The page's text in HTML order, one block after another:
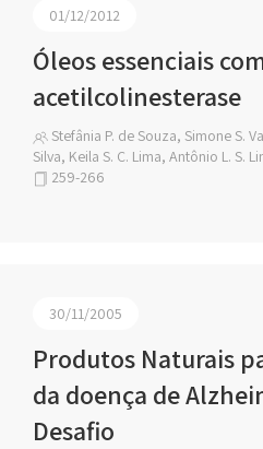
01/12/2012
Óleos essenciais
acetilcolinesterase
Stefânia P. de Souza, Simone S.
Silva, Keila S. C. Lima, Antônio L. S.
259-266
30/11/2005
Produtos Naturais
da doença de
Desafio